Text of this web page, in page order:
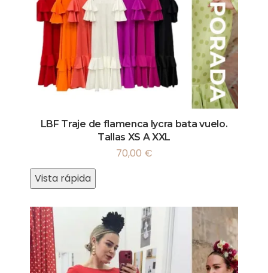
LBF Traje de flamenca lycra bata vuelo.
Tallas XS A XXL
70,00 €
Vista rápida